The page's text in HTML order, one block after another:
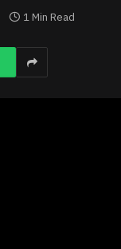
1 Min Read